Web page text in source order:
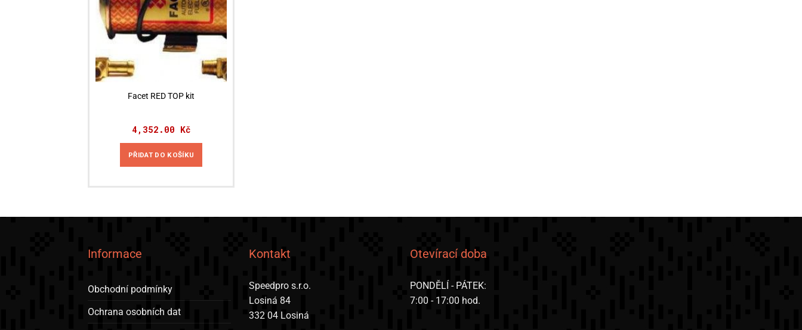
Facet RED TOP kit
4,352.00 Kč
PŘIDAT DO KOŠÍKU
Informace
Obchodní podmínky
Ochrana osobních dat
Kontakt
Speedpro s.r.o.
Losiná 84
332 04 Losiná
Otevírací doba
PONDĚLÍ - PÁTEK:
7:00 - 17:00 hod.